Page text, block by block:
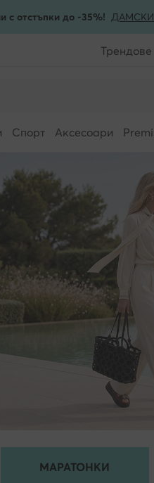
с отстъпки до -35%! ДАМСКИ
Трендове
Спорт Аксесоари
МАРАТОНКИ